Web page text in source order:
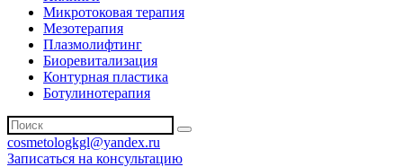
Микротоковая терапия
Мезотерапия
Плазмолифтинг
Биоревитализация
Контурная пластика
Ботулинотерапия
cosmetologkgl@yandex.ru
Записаться на консультацию